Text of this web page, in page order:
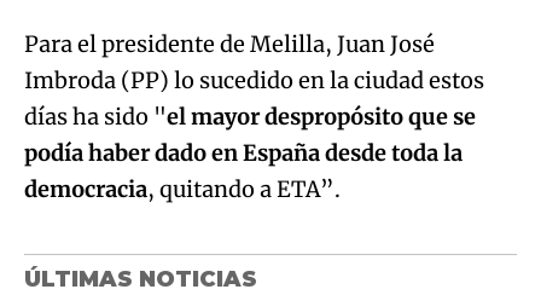
Para el presidente de Melilla, Juan José
Imbroda (PP) lo sucedido en la ciudad estos
días ha sido "el mayor despropósito que se
podía haber dado en España desde toda la
democracia, quitando a ETA”.
ÚLTIMAS NOTICIAS